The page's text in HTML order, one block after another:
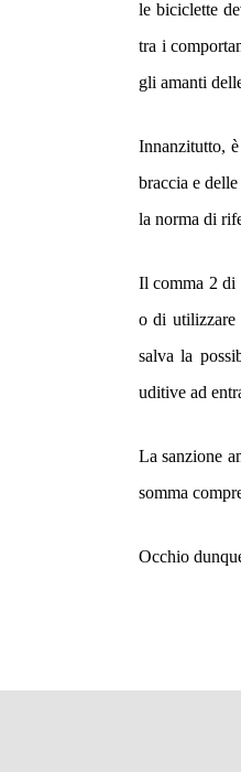
le biciclette
tra i
gli amanti
Innanzitutto,
braccia e
la norma di
Il comma 2 di
o di utilizzare
salva la
uditive ad
La sanzione
somma
Occhio